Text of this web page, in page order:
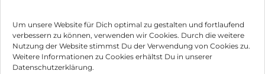
Um unsere Website für Dich optimal zu gestalten und fortlaufend
verbessern zu können, verwenden wir Cookies. Durch die weitere
Nutzung der Website stimmst Du der Verwendung von Cookies zu.
Weitere Informationen zu Cookies erhältst Du in unserer
Datenschutzerklärung.
Impressum